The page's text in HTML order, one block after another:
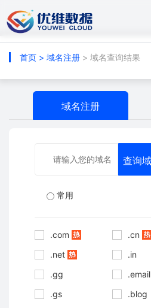
首页 > 域名注册 > 域名查询结果
域名注册
常用
.com
.cn
.net
.in
.gg
.email
.gs
.blog